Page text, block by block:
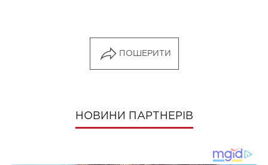
ПОШЕРИТИ
НОВИНИ ПАРТНЕРІВ